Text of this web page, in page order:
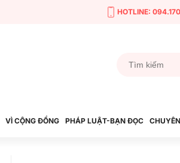
HOTLINE:
VÌ CỘNG ĐỒNG PHÁP LUẬT-BẠN ĐỌC